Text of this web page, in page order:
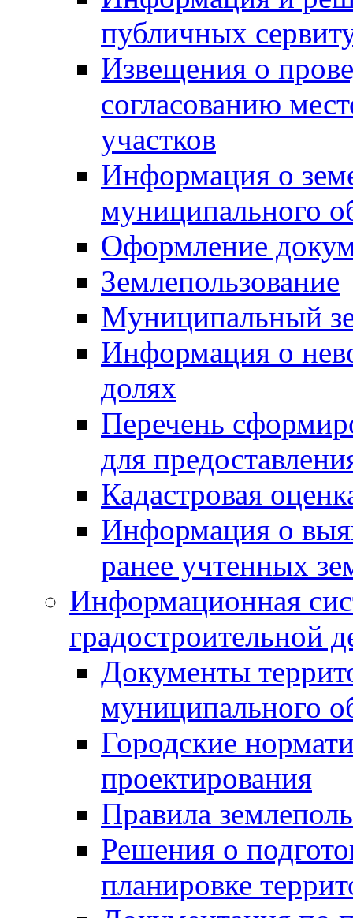
публичных
Извещения о
согласованию
участков
Информация о
муниципального
Оформление
Землепользование
Муниципальный
Информация о
долях
Перечень
для
Кадастровая
Информация о
ранее учтенных
Информационная
градостроительной
Документы
муниципального
Городские
проектирования
Правила
Решения о
планировке